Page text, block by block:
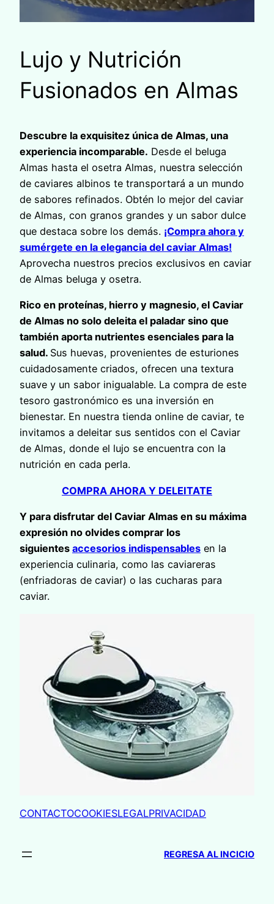
Lujo y Nutrición
Fusionados en Almas
Descubre la exquisitez única de Almas, una
experiencia incomparable. Desde el beluga
Almas hasta el osetra Almas, nuestra selección
de caviares albinos te transportará a un mundo
de sabores refinados. Obtén lo mejor del caviar
de Almas, con granos grandes y un sabor dulce
que destaca sobre los demás. ¡Compra ahora y
sumérgete en la elegancia del caviar Almas!
Aprovecha nuestros precios exclusivos en caviar
de Almas beluga y osetra.
Rico en proteínas, hierro y magnesio, el Caviar
de Almas no solo deleita el paladar sino que
también aporta nutrientes esenciales para la
salud. Sus huevas, provenientes de esturiones
cuidadosamente criados, ofrecen una textura
suave y un sabor inigualable. La compra de este
tesoro gastronómico es una inversión en
bienestar. En nuestra tienda online de caviar, te
invitamos a deleitar sus sentidos con el Caviar
de Almas, donde el lujo se encuentra con la
nutrición en cada perla.
COMPRA AHORA Y DELEITATE
Y para disfrutar del Caviar Almas en su máxima
expresión no olvides comprar los
siguientes accesorios indispensables en la
experiencia culinaria, como las caviareras
(enfriadoras de caviar) o las cucharas para
caviar.
CONTACTOCOOKIESLEGALPRIVACIDAD
REGRESA AL INCICIO